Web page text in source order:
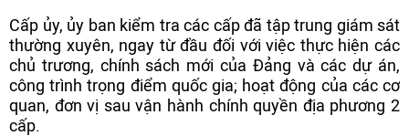
Cấp ủy, ủy ban kiểm tra các cấp đã tập trung giám sát
thường xuyên, ngay từ đầu đối với việc thực hiện các
chủ trương, chính sách mới của Đảng và các dự án,
công trình trọng điểm quốc gia; hoạt động của các cơ
quan, đơn vị sau vận hành chính quyền địa phương 2
cấp.